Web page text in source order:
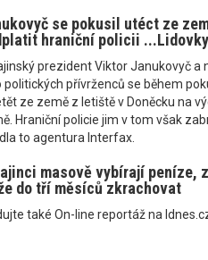
se pokusil utéct ze
hraniční policii
prezident Viktor Janukovyč a
politických přívrženců se během
ze země z letiště v Doněcku na
Hraniční policie jim v tom však
to agentura Interfax.
masově vybírají peníze,
do tří měsíců zkrachovat
také On-line reportáž na